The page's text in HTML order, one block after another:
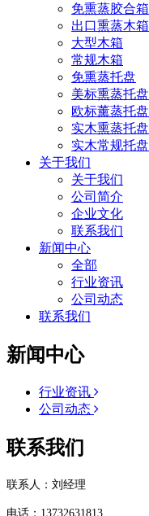
免熏蒸胶合箱
出口熏蒸木箱
大型木箱
常规木箱
免熏蒸托盘
美标熏蒸托盘
欧标薰蒸托盘
实木熏蒸托盘
实木常规托盘
关于我们
关于我们
公司简介
企业文化
联系我们
新闻中心
全部
行业资讯
公司动态
联系我们
新闻中心
行业资讯
公司动态
联系我们
联系人：刘经理
电话： 13732631813